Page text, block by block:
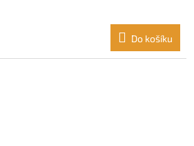
Do košíku